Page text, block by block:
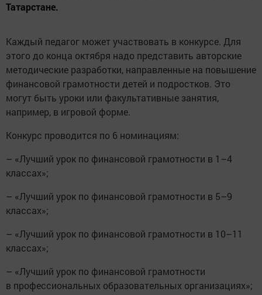
Татарстане.
Каждый педагог может участвовать в конкурсе. Для
этого до конца октября надо представить авторские
методические разработки, направленные на повышение
финансовой грамотности детей и подростков. Это
могут быть уроки или факультативные занятия,
например, в игровой форме.
Конкурс проводится по 6 номинациям:
– «Лучший урок по финансовой грамотности в 1–4
классах»;
– «Лучший урок по финансовой грамотности в 5–9
классах»;
– «Лучший урок по финансовой грамотности в 10–11
классах»;
– «Лучший урок по финансовой грамотности
в профессиональных образовательных организациях»;